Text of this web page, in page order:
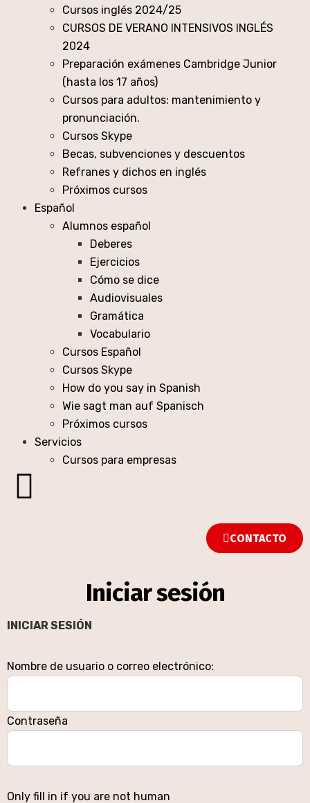
Cursos inglés 2024/25
CURSOS DE VERANO INTENSIVOS INGLÉS
2024
Preparación exámenes Cambridge Junior
(hasta los 17 años)
Cursos para adultos: mantenimiento y
pronunciación.
Cursos Skype
Becas, subvenciones y descuentos
Refranes y dichos en inglés
Próximos cursos
Español
Alumnos español
Deberes
Ejercicios
Cómo se dice
Audiovisuales
Gramática
Vocabulario
Cursos Español
Cursos Skype
How do you say in Spanish
Wie sagt man auf Spanisch
Próximos cursos
Servicios
Cursos para empresas
CONTACTO
Iniciar sesión
INICIAR SESIÓN
Nombre de usuario o correo electrónico:
Contraseña
Only fill in if you are not human